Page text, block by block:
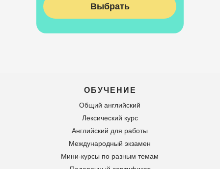
Выбрать
ОБУЧЕНИЕ
Общий английский
Лексический курс
Английский для работы
Международный экзамен
Мини-курсы по разным темам